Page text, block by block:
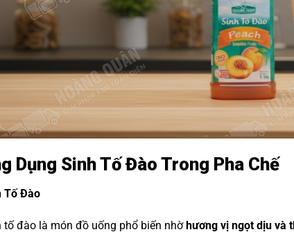
Dụng Sinh Tố Đào Trong Pha Chế
Tố Đào
tố đào là món đồ uống phổ biến nhờhương vị ngọt dịu và